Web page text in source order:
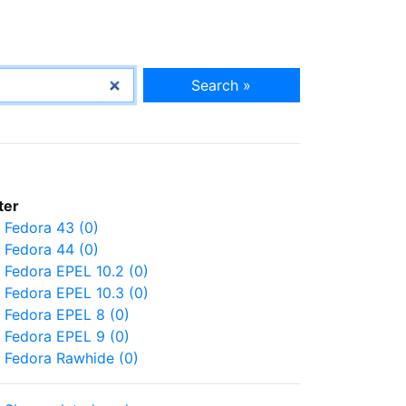
Search »
Fedora 43 (0)
Fedora 44 (0)
Fedora EPEL 10.2 (0)
Fedora EPEL 10.3 (0)
Fedora EPEL 8 (0)
Fedora EPEL 9 (0)
Fedora Rawhide (0)